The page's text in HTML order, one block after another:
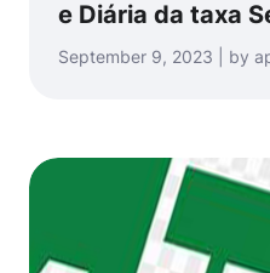
e Diária da taxa
September 9, 2023 | by